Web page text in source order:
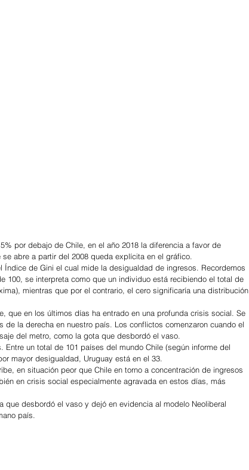
abre a partir del 2008 queda explícita en el gráfico.
Índice de Gini el cual mide la desigualdad de ingresos. Recordemos
100, se interpreta como que un individuo está recibiendo el total de
mientras que por el contrario, el cero significaría una distribución
que en los últimos días ha entrado en una profunda crisis social. Se
de la derecha en nuestro país. Los conflictos comenzaron cuando el
del metro, como la gota que desbordó el vaso.
un total de 101 países del mundo Chile (según informe del
mayor desigualdad, Uruguay está en el 33.
en situación peor que Chile en torno a concentración de ingresos
en crisis social especialmente agravada en estos días, más
que desbordó el vaso y dejó en evidencia al modelo Neoliberal
país.